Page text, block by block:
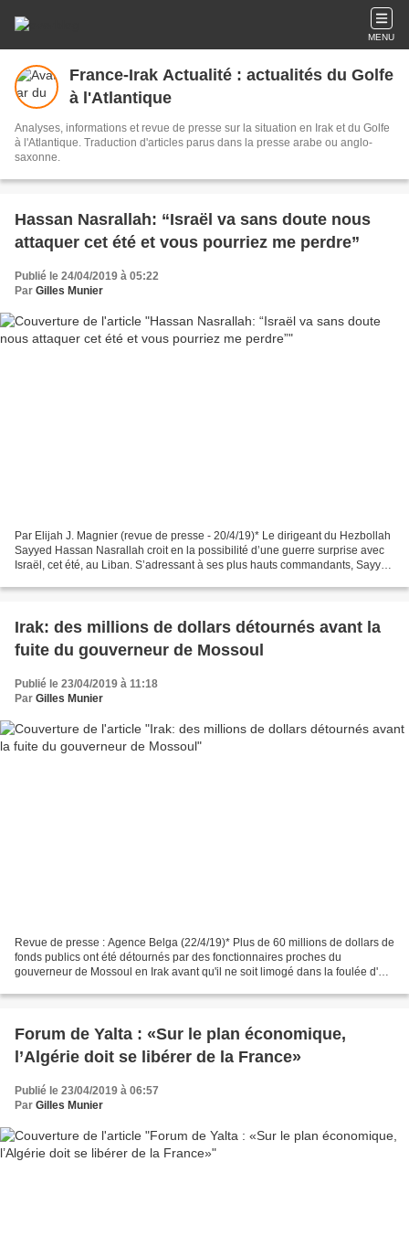
MENU
France-Irak Actualité : actualités du Golfe
à l'Atlantique
Analyses, informations et revue de presse sur la situation en Irak et du Golfe
à l'Atlantique. Traduction d'articles parus dans la presse arabe ou anglo-
saxonne.
Hassan Nasrallah: “Israël va sans doute nous
attaquer cet été et vous pourriez me perdre”
Publié le 24/04/2019 à 05:22
Par Gilles Munier
Par Elijah J. Magnier (revue de presse - 20/4/19)* Le dirigeant du Hezbollah
Sayyed Hassan Nasrallah croit en la possibilité d’une guerre surprise avec
Israël, cet été, au Liban. S’adressant à ses plus hauts commandants, Sayyed
Irak: des millions de dollars détournés avant la
fuite du gouverneur de Mossoul
Publié le 23/04/2019 à 11:18
Par Gilles Munier
Revue de presse : Agence Belga (22/4/19)* Plus de 60 millions de dollars de
fonds publics ont été détournés par des fonctionnaires proches du
gouverneur de Mossoul en Irak avant qu'il ne soit limogé dans la foulée d'un
Forum de Yalta : «Sur le plan économique,
l’Algérie doit se libérer de la France»
Publié le 23/04/2019 à 06:57
Par Gilles Munier